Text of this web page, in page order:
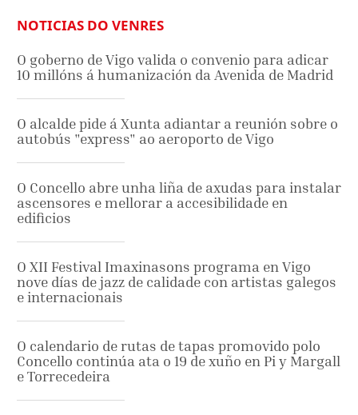
NOTICIAS DO VENRES
O goberno de Vigo valida o convenio para adicar
10 millóns á humanización da Avenida de Madrid
O alcalde pide á Xunta adiantar a reunión sobre o
autobús "express" ao aeroporto de Vigo
O Concello abre unha liña de axudas para instalar
ascensores e mellorar a accesibilidade en
edificios
O XII Festival Imaxinasons programa en Vigo
nove días de jazz de calidade con artistas galegos
e internacionais
O calendario de rutas de tapas promovido polo
Concello continúa ata o 19 de xuño en Pi y Margall
e Torrecedeira